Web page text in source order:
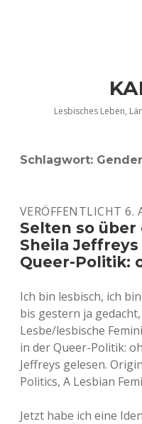
Lesbisches Leben,
Schlagwort: Gender
VERÖFFENTLICHT 6.
Selten so
Sheila
Queer-Politik:
Ich bin lesbisch, ich
bis gestern ja
Lesbe/lesbische
in der Queer-Politik:
Jeffreys gelesen.
Politics, A Lesbian
Jetzt habe ich eine